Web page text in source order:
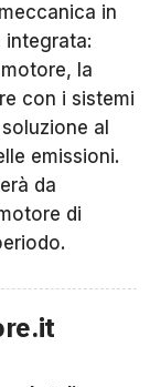
in
integrata:
la
con i sistemi
al
emissioni.
da
di